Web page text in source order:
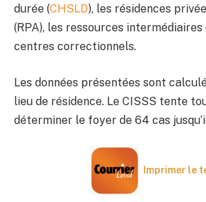
durée (CHSLD), les résidences
(RPA), les ressources intermédiaires
centres correctionnels.
Les données présentées sont
lieu de résidence. Le CISSS tente
déterminer le foyer de 64 cas
Imprimer le